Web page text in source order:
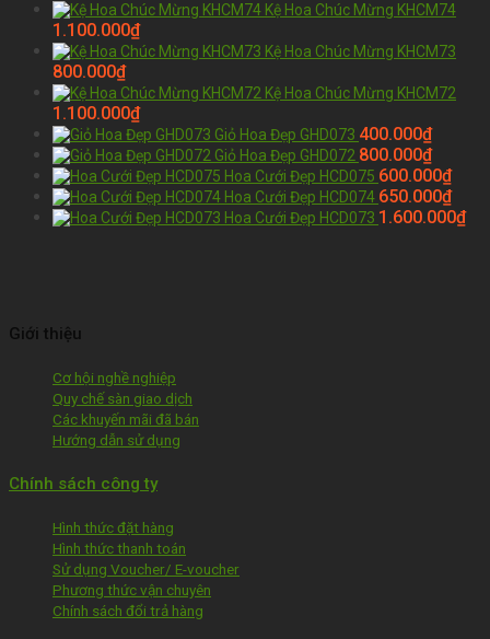
Kệ Hoa Chúc Mừng KHCM74
1.100.000₫
Kệ Hoa Chúc Mừng KHCM73
800.000₫
Kệ Hoa Chúc Mừng KHCM72
1.100.000₫
Giỏ Hoa Đẹp GHD073 400.000₫
Giỏ Hoa Đẹp GHD072 800.000₫
Hoa Cưới Đẹp HCD075 600.000₫
Hoa Cưới Đẹp HCD074 650.000₫
Hoa Cưới Đẹp HCD073 1.600.000₫
Giới thiệu
Cơ hội nghề nghiệp
Quy chế sàn giao dịch
Các khuyến mãi đã bán
Hướng dẫn sử dụng
Chính sách công ty
Hình thức đặt hàng
Hình thức thanh toán
Sử dụng Voucher/ E-voucher
Phương thức vận chuyên
Chính sách đổi trả hàng